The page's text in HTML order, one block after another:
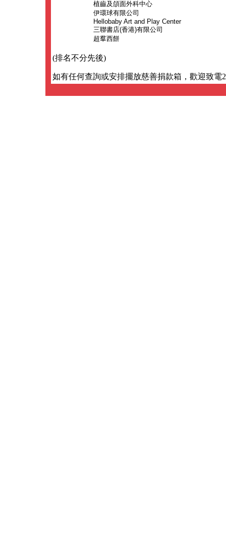
植齒及頜面外科中心
伊環球有限公司
Hellobaby Art and Play Center
三聯書店(香港)有限公司
超羣西餅
(排名不分先後)
如有任何查詢或安排擺放慈善捐款箱，歡迎致電